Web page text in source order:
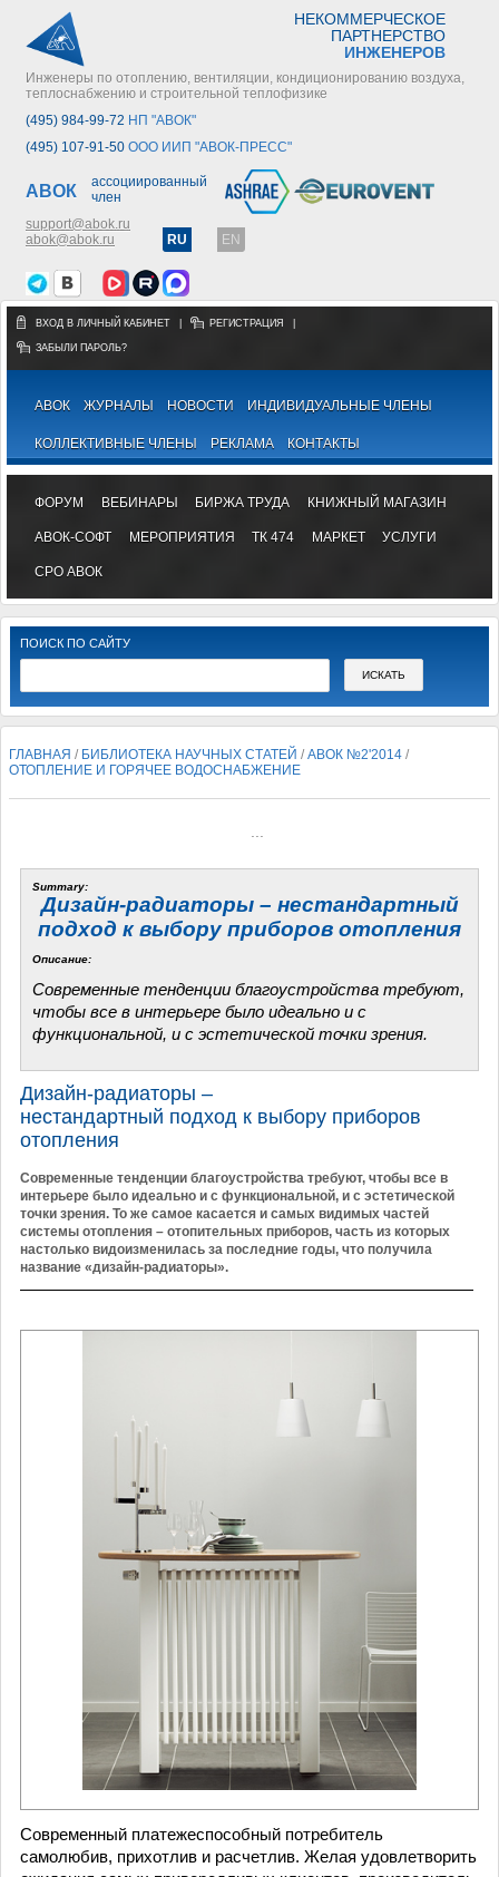
НЕКОММЕРЧЕСКОЕ
ПАРТНЕРСТВО
ИНЖЕНЕРОВ
Инженеры по отоплению, вентиляции, кондиционированию воздуха,
теплоснабжению и строительной теплофизике
(495) 984-99-72 НП "АВОК"
(495) 107-91-50 ООО ИИП "АВОК-ПРЕСС"
АВОК
ассоциированный
член
support@abok.ru
abok@abok.ru
RU EN
ВХОД В ЛИЧНЫЙ КАБИНЕТ РЕГИСТРАЦИЯ
ЗАБЫЛИ ПАРОЛЬ?
АВОК ЖУРНАЛЫ НОВОСТИ ИНДИВИДУАЛЬНЫЕ ЧЛЕНЫ
КОЛЛЕКТИВНЫЕ ЧЛЕНЫ РЕКЛАМА КОНТАКТЫ
ФОРУМ ВЕБИНАРЫ БИРЖА ТРУДА КНИЖНЫЙ МАГАЗИН
АВОК-СОФТ МЕРОПРИЯТИЯ ТК 474 МАРКЕТ УСЛУГИ
СРО АВОК
ПОИСК ПО САЙТУ
ГЛАВНАЯ / БИБЛИОТЕКА НАУЧНЫХ СТАТЕЙ /АВОК №2'2014 /
ОТОПЛЕНИЕ И ГОРЯЧЕЕ ВОДОСНАБЖЕНИЕ
Summary:
Дизайн-радиаторы – нестандартный
подход к выбору приборов отопления
Описание:
Современные тенденции благоустройства требуют,
чтобы все в интерьере было идеально и с
функциональной, и с эстетической точки зрения.
Дизайн-радиаторы –
нестандартный подход к выбору приборов
отопления
Современные тенденции благоустройства требуют, чтобы все в
интерьере было идеально и с функциональной, и с эстетической
точки зрения. То же самое касается и самых видимых частей
системы отопления – отопительных приборов, часть из которых
настолько видоизменилась за последние годы, что получила
название «дизайн-радиаторы».
Современный платежеспособный потребитель
самолюбив, прихотлив и расчетлив. Желая удовлетворить